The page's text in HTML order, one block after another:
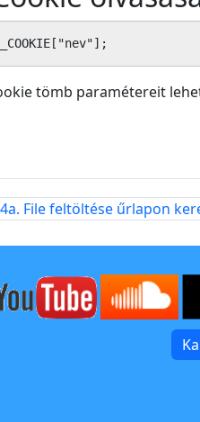
tömb paramétereit
a new window
in a new window
File feltöltése űrlapon